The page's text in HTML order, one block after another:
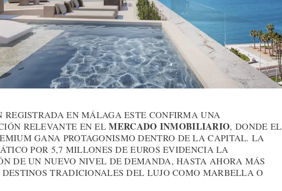
REGISTRADA EN MÁLAGA ESTE CONFIRMA UNA
RELEVANTE EN ELMERCADO INMOBILIARIO, DONDE EL
GANA PROTAGONISMO DENTRO DE LA CAPITAL. LA
POR 5,7 MILLONES DE EUROS EVIDENCIA LA
DE UN NUEVO NIVEL DE DEMANDA, HASTA AHORA MÁS
TRADICIONALES DEL LUJO COMO MARBELLA O